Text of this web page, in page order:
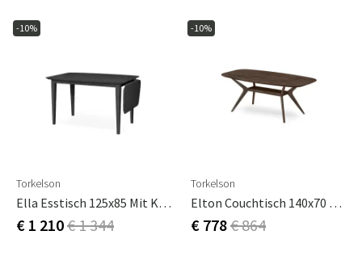
-10%
Torkelson
Ella Esstisch 125x85 Mit Klappe Schwarz
€ 1 210€ 1 344
-10%
Torkelson
Elton Couchtisch 140x70 Cm
€ 778€ 864